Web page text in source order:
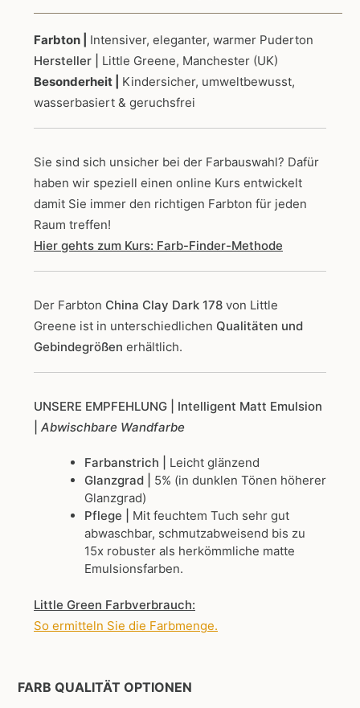
bis
Farbton | Intensiver, eleganter, warmer Puderton
Hersteller | Little Greene, Manchester (UK)
Besonderheit | Kindersicher, umweltbewusst,
wasserbasiert & geruchsfrei
Sie sind sich unsicher bei der Farbauswahl? Dafür
haben wir speziell einen online Kurs entwickelt
damit Sie immer den richtigen Farbton für jeden
Raum treffen!
Hier gehts zum Kurs: Farb-Finder-Methode
Der Farbton China Clay Dark 178 von Little
Greene ist in unterschiedlichen Qualitäten und
Gebindegrößen erhältlich.
UNSERE EMPFEHLUNG
| Intelligent Matt Emulsion
Abwischbare Wandfarbe
Farbanstrich | Leicht glänzend
Glanzgrad | 5% (in dunklen Tönen höherer
Glanzgrad)
Pflege | Mit feuchtem Tuch sehr gut
abwaschbar, schmutzabweisend bis zu
15x robuster als herkömmliche matte
Emulsionsfarben.
Little Green Farbverbrauch:
So ermitteln Sie die Farbmenge.
FARB QUALITÄT OPTIONEN